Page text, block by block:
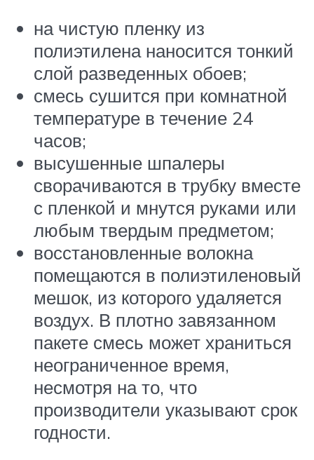
на чистую пленку из
полиэтилена наносится тонкий
слой разведенных обоев;
смесь сушится при комнатной
температуре в течение 24
часов;
высушенные шпалеры
сворачиваются в трубку вместе
с пленкой и мнутся руками или
любым твердым предметом;
восстановленные волокна
помещаются в полиэтиленовый
мешок, из которого удаляется
воздух. В плотно завязанном
пакете смесь может храниться
неограниченное время,
несмотря на то, что
производители указывают срок
годности.